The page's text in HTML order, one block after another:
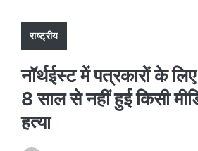
राष्ट्रीय
नॉर्थईस्ट में पत्रकारों के
8 साल से नहीं हुई किसी
हत्या